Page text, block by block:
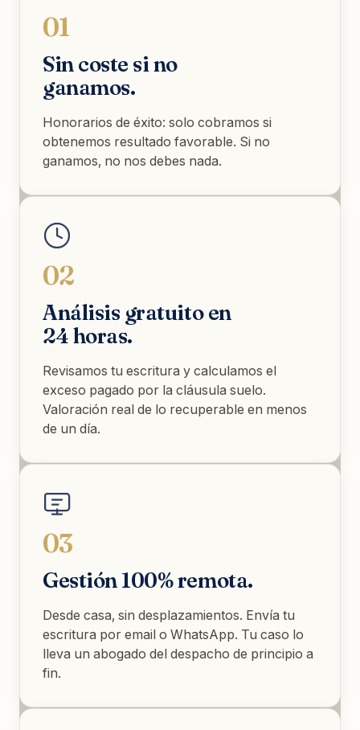
01
Sin coste si no
ganamos.
Honorarios de éxito: solo cobramos si
obtenemos resultado favorable. Si no
ganamos, no nos debes nada.
02
Análisis gratuito en
24 horas.
Revisamos tu escritura y calculamos el
exceso pagado por la cláusula suelo.
Valoración real de lo recuperable en menos
de un día.
03
Gestión 100% remota.
Desde casa, sin desplazamientos. Envía tu
escritura por email o WhatsApp. Tu caso lo
lleva un abogado del despacho de principio a
fin.